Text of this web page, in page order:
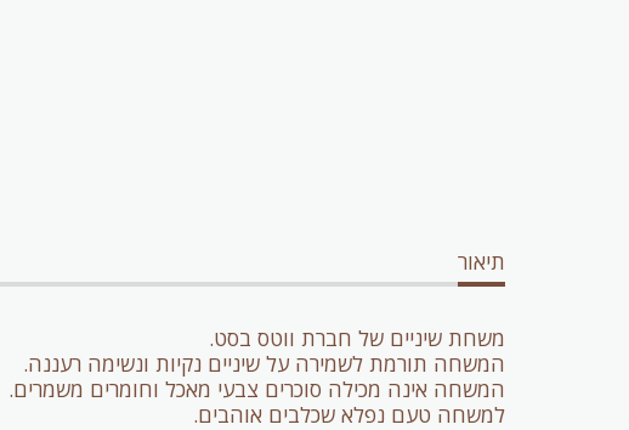
תיאור
משחת שיניים של חברת ווטס בסט.
המשחה תורמת לשמירה על שיניים נקיות ונשימה רעננה.
המשחה אינה מכילה סוכרים צבעי מאכל וחומרים משמרים.
למשחה טעם נפלא שכלבים אוהבים.